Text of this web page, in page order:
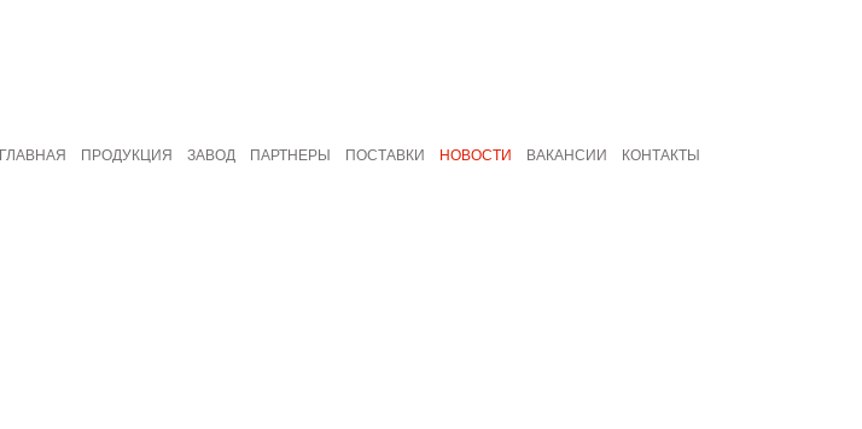
ГЛАВНАЯ ПРОДУКЦИЯ ЗАВОД ПАРТНЕРЫ ПОСТАВКИ НОВОСТИ ВАКАНСИИ КОНТАКТЫ